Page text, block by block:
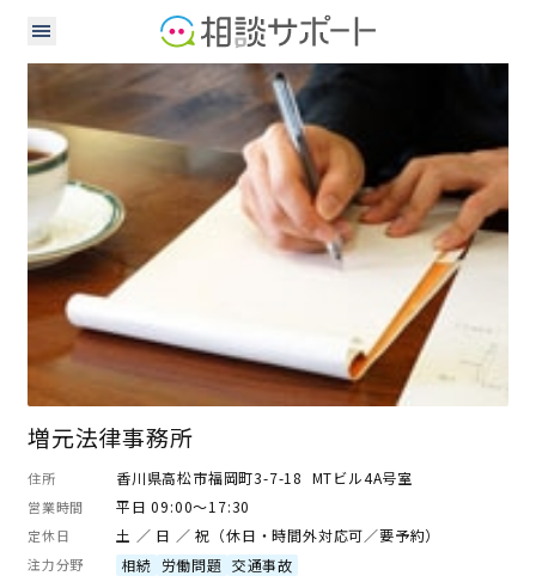
増元法律事務所
住所 香川県高松市福岡町3-7-18 MTビル4A号室
営業時間 平日 09:00～17:30
定休日 土 ／ 日 ／ 祝（休日・時間外対応可／要予約）
注力分野 相続 労働問題 交通事故